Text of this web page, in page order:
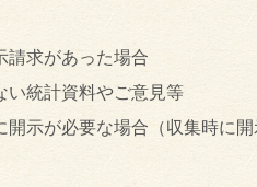
求があった場合
統計資料やご意見等
示が必要な場合（収集時に